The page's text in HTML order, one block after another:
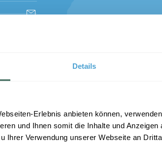
Details
Erlebnis anbieten können,
und Ihnen somit die Inhalte und
Ihrer Verwendung unserer Webseite an